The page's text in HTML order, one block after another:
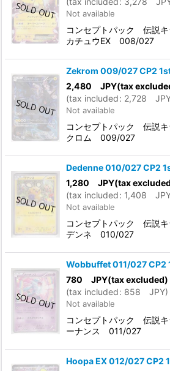
Not available
コンセプトパック 伝説
カチュウEX 008/027
Zekrom 009/027 CP2
2,480 JPY(tax
(tax included: 2,728
Not available
コンセプトパック 伝説
クロム 009/027
Dedenne 010/027 CP2
1,280 JPY(tax
(tax included: 1,408
Not available
コンセプトパック 伝説
デンネ 010/027
Wobbuffet 011/027 CP2
780 JPY(tax excluded)
(tax included: 858 JPY)
Not available
コンセプトパック 伝説
ーナンス 011/027
Hoopa EX 012/027 CP2